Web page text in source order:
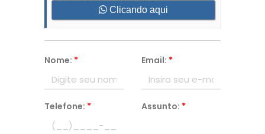
Clicando aqui
Nome: * Email: *
Telefone: * Assunto: *